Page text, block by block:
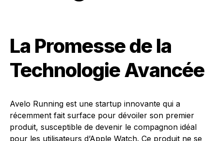
La Promesse de la
Technologie Avancée
Avelo Running est une startup innovante qui a
récemment fait surface pour dévoiler son premier
produit, susceptible de devenir le compagnon idéal
pour les utilisateurs d’Apple Watch. Ce produit ne se